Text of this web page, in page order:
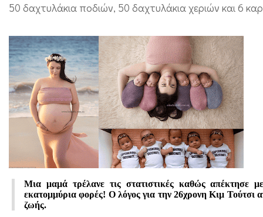
π
έ
κ
τ
η
ε
π
ν
50 δαχτυλάκια ποδιών, 50 δαχτυλάκια χεριών και 6
Μια μαμά τρέλανε τις στατιστικές καθώς απέκτησε
εκατομμύρια φορές! Ο λόγος για την 26χρονη Κιμ Τούτσι
ζωής.